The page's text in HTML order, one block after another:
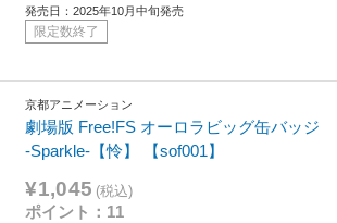
発売日：2025年10月中旬発売
限定数終了
京都アニメーション
劇場版 Free!FS オーロラビッグ缶バッジ
-Sparkle-【怜】 【sof001】
¥1,045 (税込)
ポイント：11